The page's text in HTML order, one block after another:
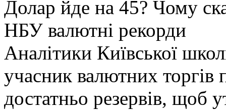
Долар йде на 45? Чому
НБУ валютні рекорди
Аналітики Київської
учасник валютних
достатньо резервів, щоб